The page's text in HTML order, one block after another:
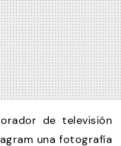
de televisión
una fotografía